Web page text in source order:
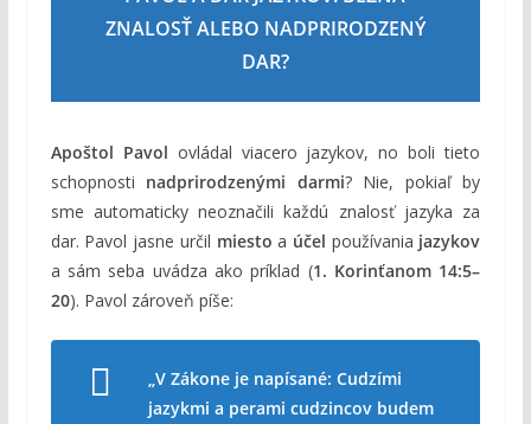
ZNALOSŤ ALEBO NADPRIRODZENÝ
DAR?
Apoštol Pavol ovládal viacero jazykov, no boli tieto
schopnosti nadprirodzenými darmi? Nie, pokiaľ by
sme automaticky neoznačili každú znalosť jazyka za
dar. Pavol jasne určil miesto a účel používania jazykov
a sám seba uvádza ako príklad (1. Korinťanom 14:5–
20). Pavol zároveň píše:
„V Zákone je napísané: Cudzími
jazykmi a perami cudzincov budem